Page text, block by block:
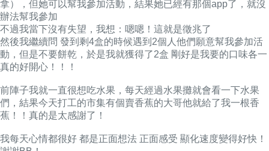
拿），但她可以幫我參加活動，結果她已經有那個app了，就沒
辦法幫我參加
不過我當下沒有失望，我想：嗯嗯！這就是徵兆了
然後我繼續問 發到剩4盒的時候遇到2個人他們願意幫我參加活
動，但是不要餅乾，於是我就獲得了2盒 剛好是我要的口味各一
真的好開心！！！
前陣子我就一直很想吃水果，每天經過水果攤就會看一下水果
們，結果今天打工的市集有個賣香蕉的大哥他就給了我一根香
蕉！！真的是太感謝了！
我每天心情都很好 都是正面想法 正面感受 顯化速度變得好快！